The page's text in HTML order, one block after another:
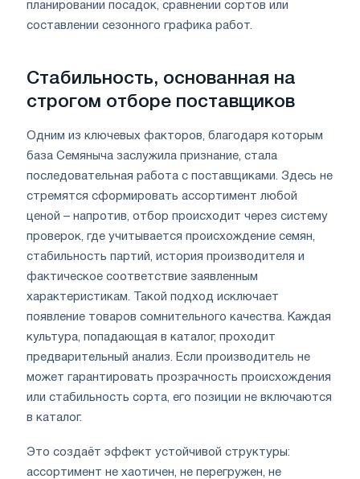
планировании посадок, сравнении сортов или
составлении сезонного графика работ.
Стабильность, основанная на
строгом отборе поставщиков
Одним из ключевых факторов, благодаря которым
база Семяныча заслужила признание, стала
последовательная работа с поставщиками. Здесь не
стремятся сформировать ассортимент любой
ценой – напротив, отбор происходит через систему
проверок, где учитывается происхождение семян,
стабильность партий, история производителя и
фактическое соответствие заявленным
характеристикам. Такой подход исключает
появление товаров сомнительного качества. Каждая
культура, попадающая в каталог, проходит
предварительный анализ. Если производитель не
может гарантировать прозрачность происхождения
или стабильность сорта, его позиции не включаются
в каталог.
Это создаёт эффект устойчивой структуры:
ассортимент не хаотичен, не перегружен, не